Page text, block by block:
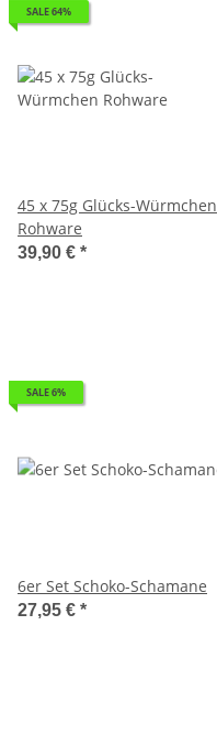
SALE 64%
45 x 75g Glücks-Würmchen
Rohware
39,90 € *
SALE 6%
6er Set Schoko-Schamane
27,95 € *